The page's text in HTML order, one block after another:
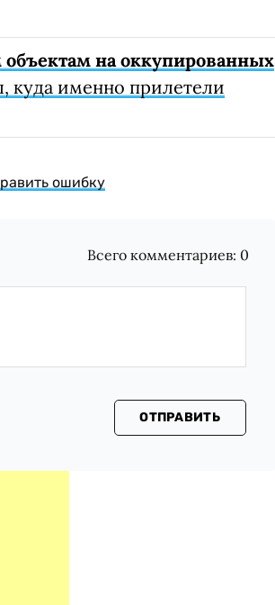
на оккупированных
куда именно прилетели
ошибку
Всего комментариев: 0
ОТПРАВИТЬ